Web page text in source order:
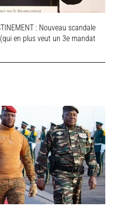
: Nouveau scandale
en plus veut un 3e mandat